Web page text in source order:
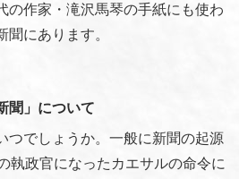
の作家・滝沢馬琴の手紙にも使わ
にあります。
聞」について
つでしょうか。一般に新聞の起源
執政官になったカエサルの命令に